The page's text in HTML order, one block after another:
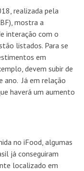
realizada pela
mostra a
interação com o
listados. Para se
em
devem subir de
ano. Já em relação
haverá um aumento
no iFood, algumas
já conseguiram
localizado em